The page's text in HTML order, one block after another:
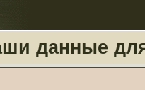
данные